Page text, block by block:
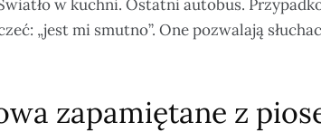
w kuchni. Ostatni autobus.
„jest mi smutno”. One pozwalają
zapamiętane z